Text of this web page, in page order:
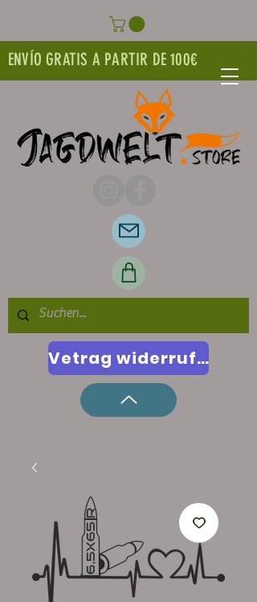
ENVÍO GRATIS A PARTIR DE 100€
Vetrag widerrufen